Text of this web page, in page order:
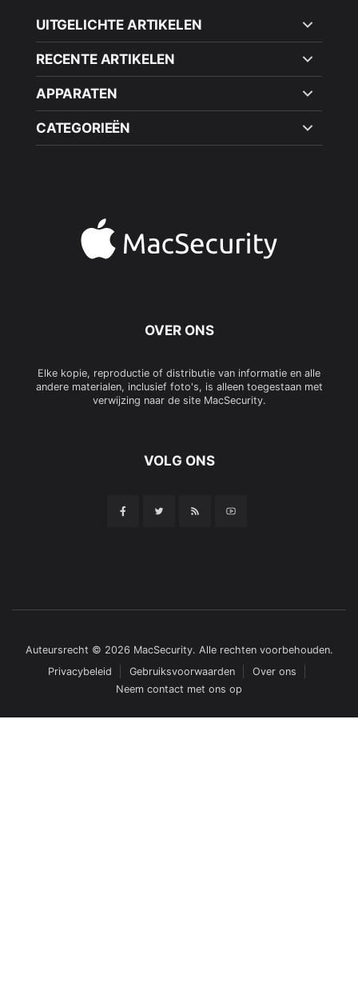
UITGELICHTE ARTIKELEN
RECENTE ARTIKELEN
APPARATEN
CATEGORIEËN
OVER ONS
Elke kopie, reproductie of distributie van informatie en alle
andere materialen, inclusief foto's, is alleen toegestaan met
verwijzing naar de site MacSecurity.
VOLG ONS
Auteursrecht © 2026 MacSecurity. Alle rechten voorbehouden.
Privacybeleid
Gebruiksvoorwaarden
Over ons
Neem contact met ons op